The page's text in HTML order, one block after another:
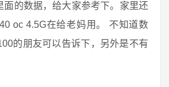
面的数据，给大家参考下。家里还
oc 4.5G在给老妈用。 不知道数
的朋友可以告诉下，另外是不有